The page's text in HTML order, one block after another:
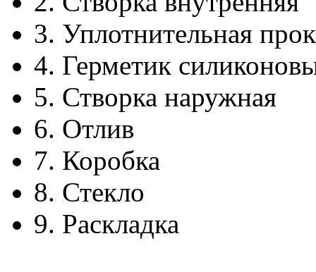
3. Уплотнительная
4. Герметик
5. Створка наружная
6. Отлив
7. Коробка
8. Стекло
9. Раскладка